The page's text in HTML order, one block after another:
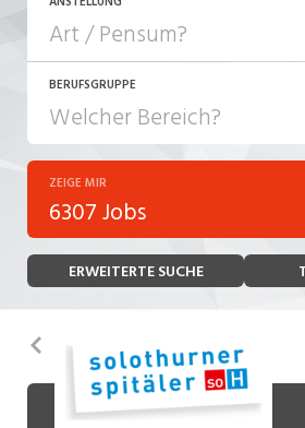
JOB-TYP
Festanstellung
Temporär (befristet)
Freelance
Lehrstelle
BERUFSGRUPPE
Bank, Versicherung
Bau, Handwerk, Elektro
Bildung, Kunst, Design,
Consulting, Human Resources
Einkauf, Logistik, Transport,
ZEIGE MIR
6307 Jobs
ERWEITERTE SUCHE
Zurück